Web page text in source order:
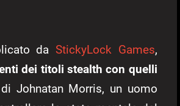
da StickyLock Games,
dei titoli stealth con quelli
Johnatan Morris, un uomo